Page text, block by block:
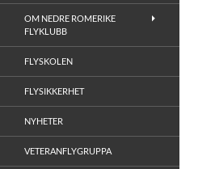
OM NEDRE ROMERIKE
FLYKLUBB
FLYSKOLEN
FLYSIKKERHET
NYHETER
VETERANFLYGRUPPA